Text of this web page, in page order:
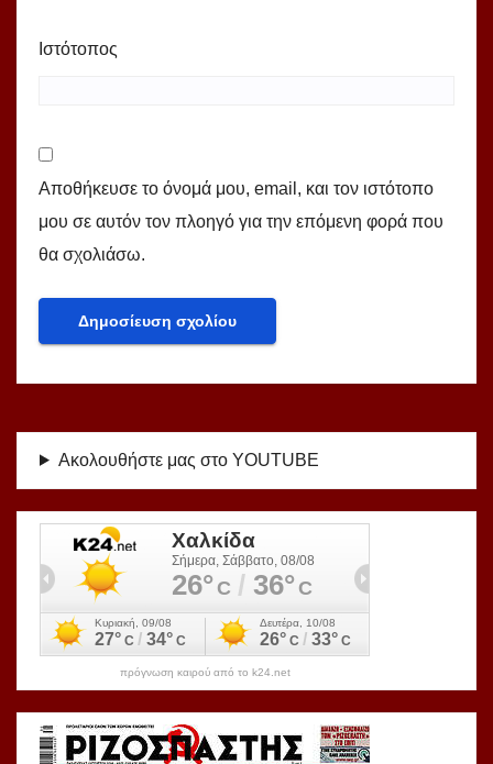
Ιστότοπος
Αποθήκευσε το όνομά μου, email, και τον ιστότοπο
μου σε αυτόν τον πλοηγό για την επόμενη φορά που
θα σχολιάσω.
Ακολουθήστε μας στο YOUTUBE
πρόγνωση καιρού από το k24.net